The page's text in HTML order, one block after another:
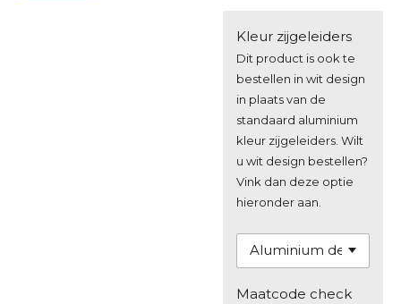
Kleur zijgeleiders
Dit product is ook te
bestellen in wit design
in plaats van de
standaard aluminium
kleur zijgeleiders. Wilt
u wit design bestellen?
Vink dan deze optie
hieronder aan.
Maatcode check